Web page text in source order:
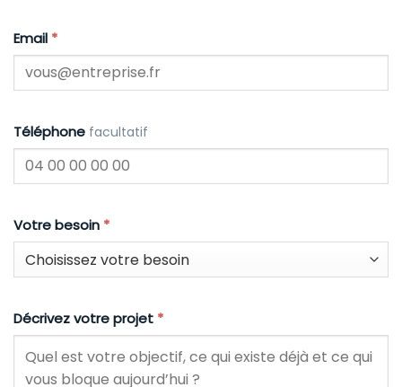
Email *
Téléphone facultatif
Votre besoin *
Décrivez votre projet *